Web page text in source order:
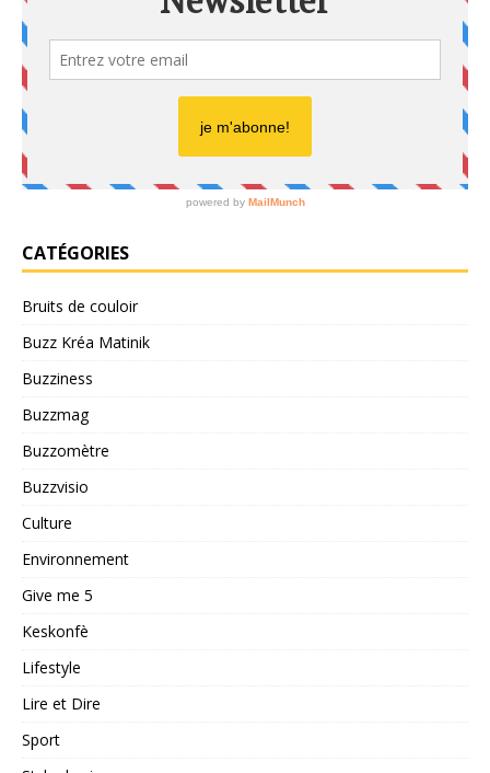
CATÉGORIES
Bruits de couloir
Buzz Kréa Matinik
Buzziness
Buzzmag
Buzzomètre
Buzzvisio
Culture
Environnement
Give me 5
Keskonfè
Lifestyle
Lire et Dire
Sport